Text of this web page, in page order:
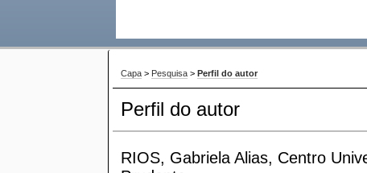
Capa > Pesquisa >Perfil do autor
Perfil do autor
RIOS, Gabriela Alias, Centro